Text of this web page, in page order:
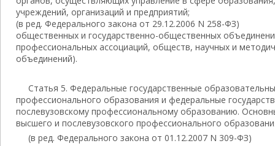
учреждений, организаций и предприятий;
(в ред. Федерального закона от 29.12.2006 N 258-ФЗ)
общественных и государственно-общественных
профессиональных ассоциаций, обществ, научных и
объединений).
Статья 5. Федеральные государственные
профессионального образования и федеральные
послевузовскому профессиональному образованию.
высшего и послевузовского профессионального
(в ред. Федерального закона от 01.12.2007 N 309-ФЗ)